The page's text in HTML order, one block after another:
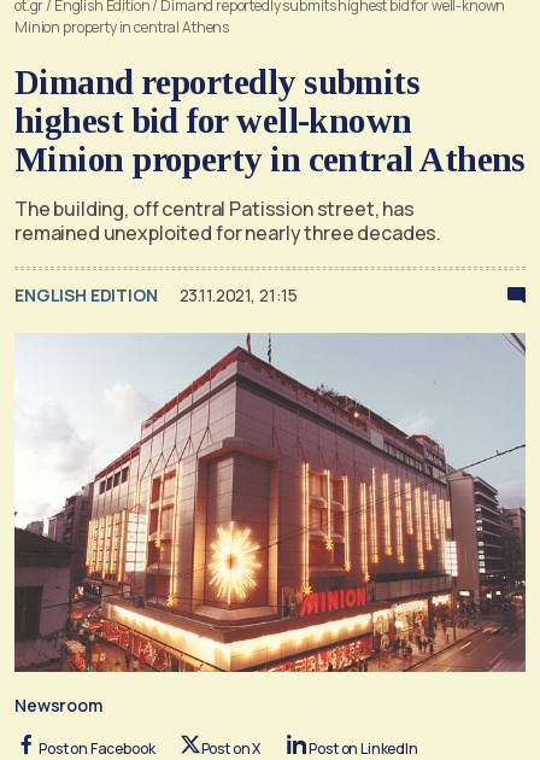
ot.gr/ English Edition/ Dimand reportedly submits highest bid for well-known
Minion property in central Athens
Dimand reportedly submits
highest bid for well-known
Minion property in central Athens
The building, off central Patission street, has
remained unexploited for nearly three decades.
ENGLISH EDITION 23.11.2021, 21:15
Newsroom
Post on Facebook Post on X Post on LinkedIn